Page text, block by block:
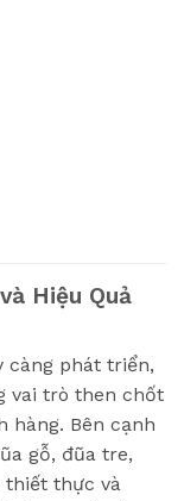
Hiệu Quả
càng phát triển,
vai trò then chốt
hàng. Bên cạnh
gỗ, đũa tre,
thực và